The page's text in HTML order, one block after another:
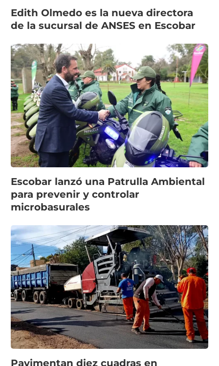
Edith Olmedo es la nueva directora
de la sucursal de ANSES en Escobar
Escobar lanzó una Patrulla Ambiental
para prevenir y controlar
microbasurales
Pavimentan diez cuadras en